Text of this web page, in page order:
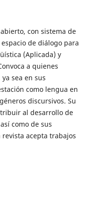
con sistema de
de diálogo para
(Aplicada) y
a quienes
sea en sus
como lengua en
discursivos. Su
al desarrollo de
como de sus
acepta trabajos